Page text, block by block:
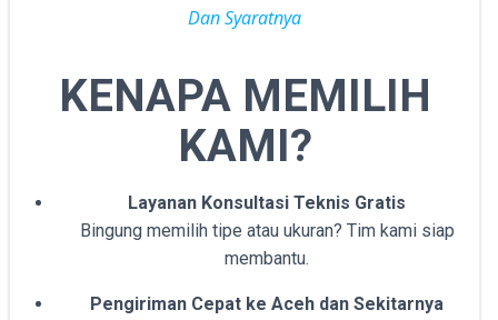
Dan Syaratnya
KENAPA MEMILIH
KAMI?
Layanan Konsultasi Teknis Gratis
Bingung memilih tipe atau ukuran? Tim kami siap
membantu.
Pengiriman Cepat ke Aceh dan Sekitarnya